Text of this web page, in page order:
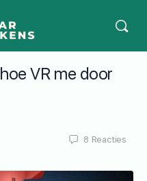
VR me door
8 Reacties